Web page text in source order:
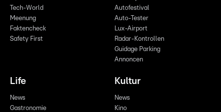
Tech-World
Meenung
Faktencheck
Safety First
Autofestival
Auto-Tester
Lux-Airport
Radar-Kontrollen
Guidage Parking
Annoncen
Life
News
Gastronomie
Kultur
News
Kino